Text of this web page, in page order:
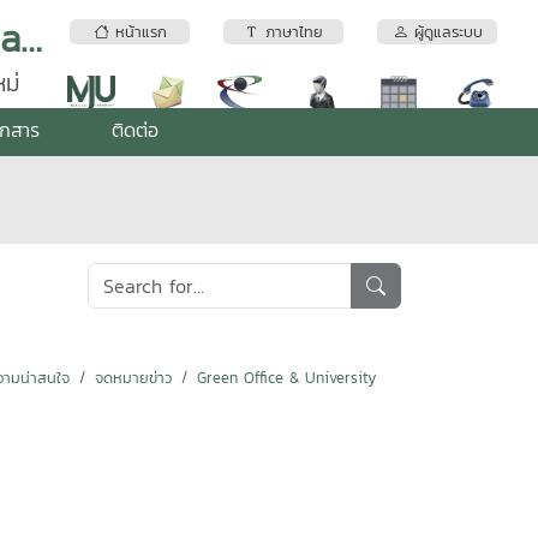
หน้าแรก ภาษาไทย ผู้ดูแลระบบ
อุทยานวิทยาศาสตร์เทคโนโลยีเกษตรและอาหาร | Maejo Agro Food Park (MAP)
สาร ติดต่อ
มน่าสนใจ จดหมายข่าว
Green Office & University